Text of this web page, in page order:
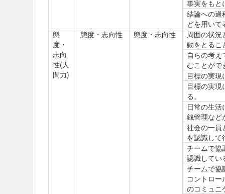
事実をもと
結論への過
どを用いて
態
度・
志向
性(人
間力)
態度・志向性 態度・志向性
周囲の状況
動をとるこ
自らの考
むことがで
目標の実
目標の実
る。
日常の生
銭管理など
社会の一員
を認識して
チームで協
認識してい
チームで協
コントロ
のコミュニ